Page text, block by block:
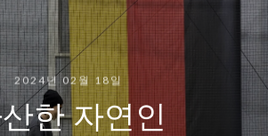
2024년 02월 18일
한 자연인